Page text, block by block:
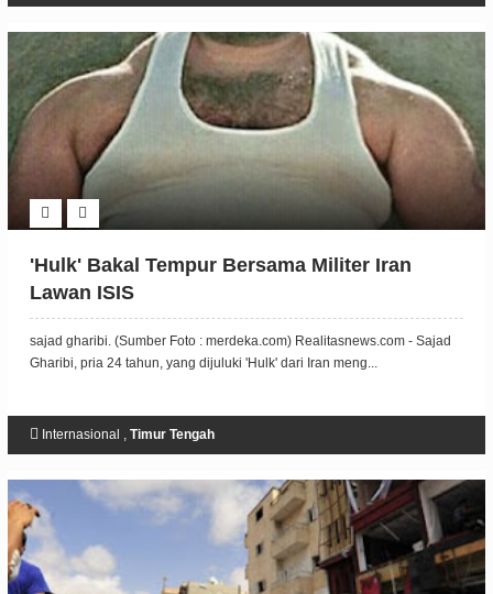
'Hulk' Bakal Tempur Bersama Militer Iran
Lawan ISIS
sajad gharibi. (Sumber Foto : merdeka.com) Realitasnews.com - Sajad
Gharibi, pria 24 tahun, yang dijuluki 'Hulk' dari Iran meng...
Internasional Timur Tengah